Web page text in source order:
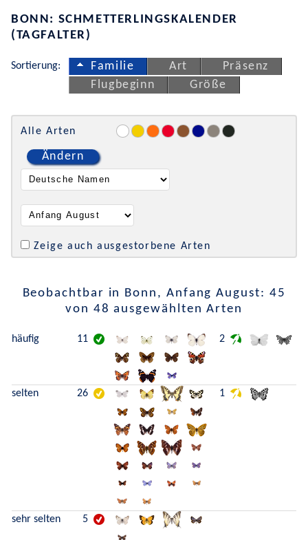
BONN: SCHMETTERLINGSKALENDER
(TAGFALTER)
Sortierung: Familie Art
Präsenz
Flugbeginn
Größe
Alle Arten
Ändern
Zeige auch ausgestorbene Arten
Beobachtbar in Bonn, Anfang August: 45
von 48 ausgewählten Arten
häufig 11 2
selten 26 1
sehr selten 5